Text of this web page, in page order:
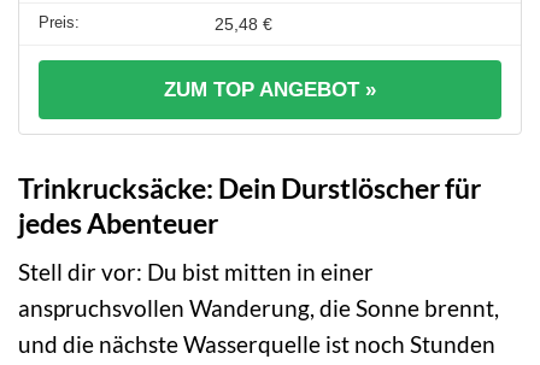
25,48 €
ZUM TOP ANGEBOT »
Trinkrucksäcke: Dein Durstlöscher für
jedes Abenteuer
Stell dir vor: Du bist mitten in einer
anspruchsvollen Wanderung, die Sonne brennt,
und die nächste Wasserquelle ist noch Stunden